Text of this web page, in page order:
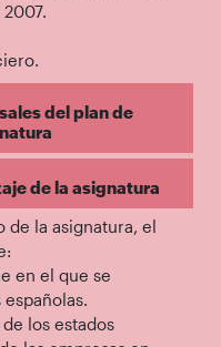
del plan de
de la asignatura
de la asignatura, el
en el que se
los estados